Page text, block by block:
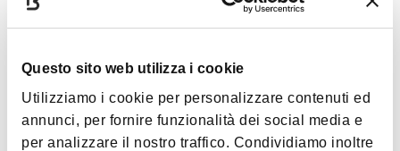
Questo sito web utilizza i cookie
Utilizziamo i cookie per personalizzare contenuti ed
annunci, per fornire funzionalità dei social media e
per analizzare il nostro traffico. Condividiamo inoltre
Natura e